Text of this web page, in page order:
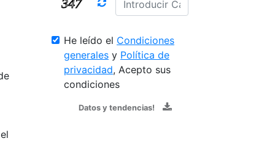
He leído el Condiciones
generales y Política de
privacidad, Acepto sus
condiciones
Datos y tendencias!